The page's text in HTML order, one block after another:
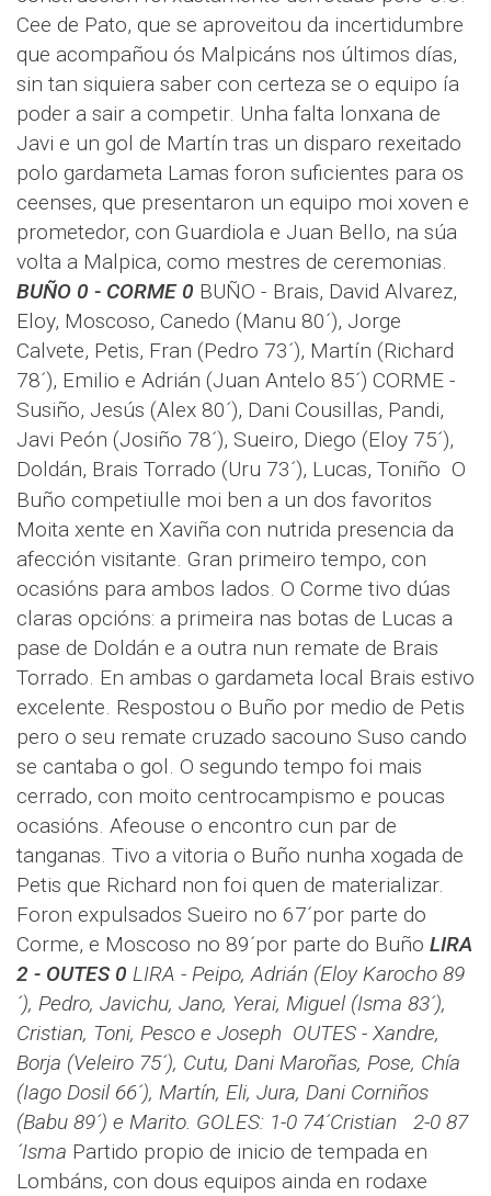
Cee de Pato, que se aproveitou da incertidumbre
que acompañou ós Malpicáns nos últimos días,
sin tan siquiera saber con certeza se o equipo ía
poder a sair a competir. Unha falta lonxana de
Javi e un gol de Martín tras un disparo rexeitado
polo gardameta Lamas foron suficientes para os
ceenses, que presentaron un equipo moi xoven e
prometedor, con Guardiola e Juan Bello, na súa
volta a Malpica, como mestres de ceremonias.
BUÑO 0 - CORME 0 BUÑO - Brais, David Alvarez,
Eloy, Moscoso, Canedo (Manu 80´), Jorge
Calvete, Petis, Fran (Pedro 73´), Martín (Richard
78´), Emilio e Adrián (Juan Antelo 85´) CORME -
Susiño, Jesús (Alex 80´), Dani Cousillas, Pandi,
Javi Peón (Josiño 78´), Sueiro, Diego (Eloy 75´),
Doldán, Brais Torrado (Uru 73´), Lucas, Toniño O
Buño competiulle moi ben a un dos favoritos
Moita xente en Xaviña con nutrida presencia da
afección visitante. Gran primeiro tempo, con
ocasións para ambos lados. O Corme tivo dúas
claras opcións: a primeira nas botas de Lucas a
pase de Doldán e a outra nun remate de Brais
Torrado. En ambas o gardameta local Brais estivo
excelente. Respostou o Buño por medio de Petis
pero o seu remate cruzado sacouno Suso cando
se cantaba o gol. O segundo tempo foi mais
cerrado, con moito centrocampismo e poucas
ocasións. Afeouse o encontro cun par de
tanganas. Tivo a vitoria o Buño nunha xogada de
Petis que Richard non foi quen de materializar.
Foron expulsados Sueiro no 67´por parte do
Corme, e Moscoso no 89´por parte do Buño LIRA
2 - OUTES 0 LIRA - Peipo, Adrián (Eloy Karocho 89
´), Pedro, Javichu, Jano, Yerai, Miguel (Isma 83´),
Cristian, Toni, Pesco e Joseph OUTES - Xandre,
Borja (Veleiro 75´), Cutu, Dani Maroñas, Pose, Chía
(Iago Dosil 66´), Martín, Eli, Jura, Dani Corniños
(Babu 89´) e Marito. GOLES: 1-0 74´Cristian 2-0 87
´Isma Partido propio de inicio de tempada en
Lombáns, con dous equipos ainda en rodaxe